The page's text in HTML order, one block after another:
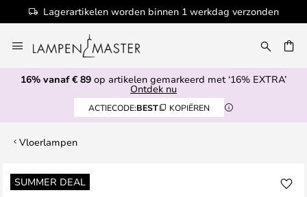
Lagerartikelen worden binnen 1 werkdag verzonden
naar
de
inhoud
16% vanaf € 89 op artikelen gemarkeerd met ‘16% EXTRA’
Ontdek nu
ACTIECODE:BEST KOPIËREN
Vloerlampen
SUMMER DEAL
Ga
naar